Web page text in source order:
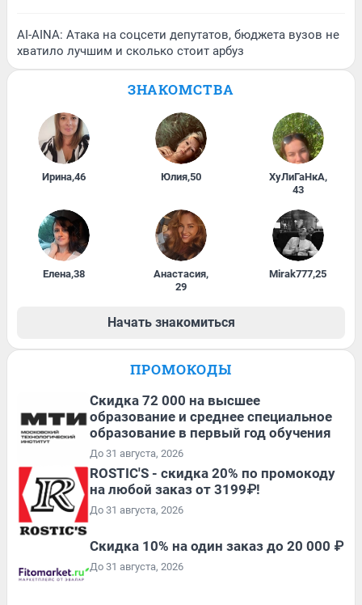
AI-AINA: Атака на соцсети депутатов, бюджета вузов не
хватило лучшим и сколько стоит арбуз
ЗНАКОМСТВА
Ирина,46 Юлия,50 ХуЛиГаНкА,
43
Елена,38 Анастасия,
29
Mirak777,25
Начать знакомиться
ПРОМОКОДЫ
Скидка 72 000 на высшее
образование и среднее специальное
образование в первый год обучения
До 31 августа, 2026
ROSTIC'S - скидка 20% по промокоду
на любой заказ от 3199₽!
До 31 августа, 2026
Скидка 10% на один заказ до 20 000 ₽
До 31 августа, 2026